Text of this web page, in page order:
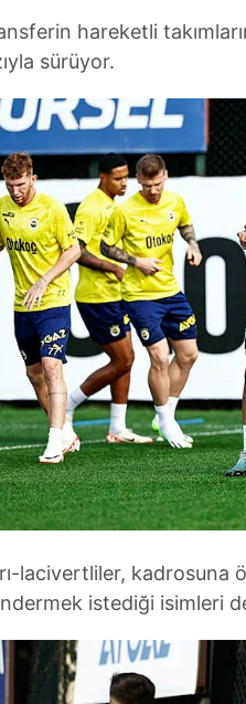
hareketli
sürüyor.
lacivertliler, kadrosuna
istediği isimleri